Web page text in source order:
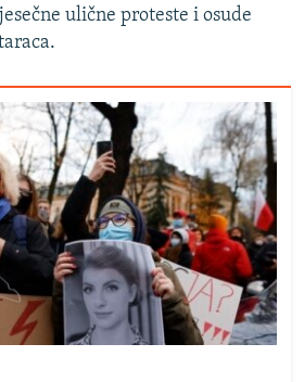
ulične proteste i osude